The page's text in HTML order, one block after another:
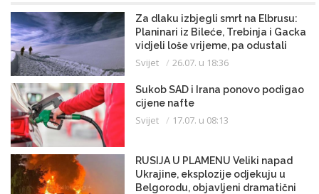
Za dlaku izbjegli smrt na Elbrusu:
Planinari iz Bileće, Trebinja i Gacka
vidjeli loše vrijeme, pa odustali
Svijet 26.07. u 18:36
Sukob SAD i Irana ponovo podigao
cijene nafte
Svijet 17.07. u 08:13
RUSIJA U PLAMENU Veliki napad
Ukrajine, eksplozije odjekuju u
Belgorodu, objavljeni dramatični